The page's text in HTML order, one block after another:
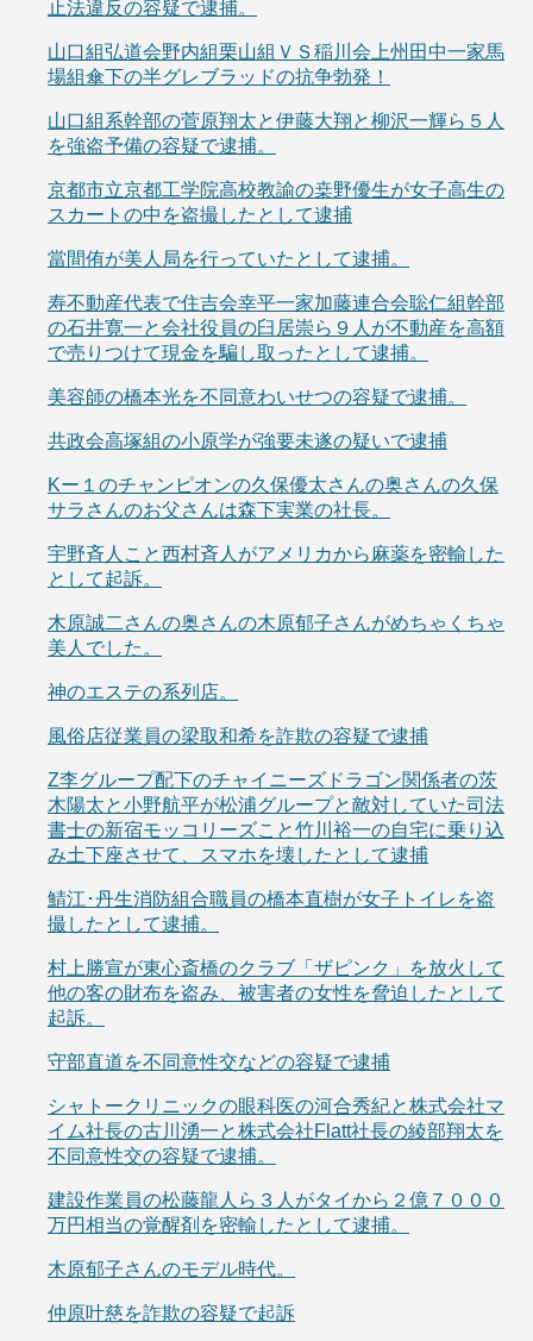
止法違反の容疑で逮捕。
山口組弘道会野内組栗山組ＶＳ稲川会上州田中一家馬
場組傘下の半グレブラッドの抗争勃発！
山口組系幹部の菅原翔太と伊藤大翔と柳沢一輝ら５人
を強盗予備の容疑で逮捕。
京都市立京都工学院高校教諭の桒野優生が女子高生の
スカートの中を盗撮したとして逮捕
當間侑が美人局を行っていたとして逮捕。
寿不動産代表で住吉会幸平一家加藤連合会聡仁組幹部
の石井寛一と会社役員の臼居崇ら９人が不動産を高額
で売りつけて現金を騙し取ったとして逮捕。
美容師の橋本光を不同意わいせつの容疑で逮捕。
共政会高塚組の小原学が強要未遂の疑いで逮捕
Kー１のチャンピオンの久保優太さんの奥さんの久保
サラさんのお父さんは森下実業の社長。
宇野斉人こと西村斉人がアメリカから麻薬を密輸した
として起訴。
木原誠二さんの奥さんの木原郁子さんがめちゃくちゃ
美人でした。
神のエステの系列店。
風俗店従業員の梁取和希を詐欺の容疑で逮捕
Z李グループ配下のチャイニーズドラゴン関係者の茨
木陽太と小野航平が松浦グループと敵対していた司法
書士の新宿モッコリーズこと竹川裕一の自宅に乗り込
み土下座させて、スマホを壊したとして逮捕
鯖江･丹生消防組合職員の橋本直樹が女子トイレを盗
撮したとして逮捕。
村上勝宣が東心斎橋のクラブ「ザピンク」を放火して
他の客の財布を盗み、被害者の女性を脅迫したとして
起訴。
守部直道を不同意性交などの容疑で逮捕
シャトークリニックの眼科医の河合秀紀と株式会社マ
イム社長の古川湧一と株式会社Flatt社長の綾部翔太を
不同意性交の容疑で逮捕。
建設作業員の松藤龍人ら３人がタイから２億７０００
万円相当の覚醒剤を密輸したとして逮捕。
木原郁子さんのモデル時代。
仲原叶慈を詐欺の容疑で起訴